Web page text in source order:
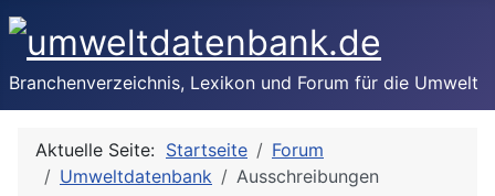
Branchenverzeichnis, Lexikon und Forum für die Umwelt
Aktuelle Seite: Startseite
Forum
Umweltdatenbank
Ausschreibungen